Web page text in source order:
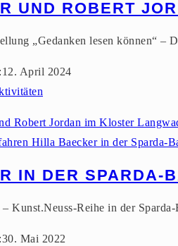
UND ROBERT
„Gedanken lesen können“
12. April 2024
Robert Jordan im Kloster
IN DER SPARDA-
Kunst.Neuss-Reihe in der
30. Mai 2022